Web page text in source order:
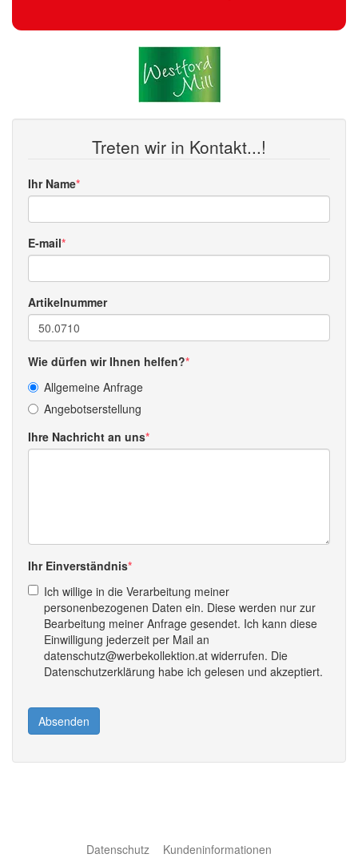
Treten wir in Kontakt...!
Ihr Name
E-mail
Artikelnummer
Wie dürfen wir Ihnen helfen?
Allgemeine Anfrage
Angebotserstellung
Ihre Nachricht an uns
Ihr Einverständnis
Ich willige in die Verarbeitung meiner
personenbezogenen Daten ein. Diese werden nur zur
Bearbeitung meiner Anfrage gesendet. Ich kann diese
Einwilligung jederzeit per Mail an
datenschutz@werbekollektion.at widerrufen. Die
Datenschutzerklärung habe ich gelesen und akzeptiert.
Absenden
Datenschutz Kundeninformationen